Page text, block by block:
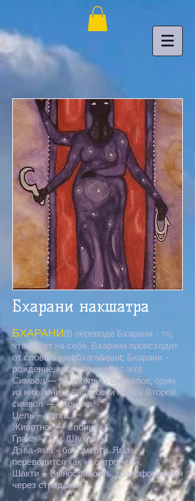
Бхарани накшатра
БХАРАНИ(В переводе Бхарани - то,
что несет на себе. Бхарани происходит
от слова &quot;бхага&quot; Бхарани -
рождение, когда возникает эго)
Символ — Несколько символов, один
из них йони, в частности матка. Второй
символ — слониха.
Цель – артха.
Животное — слониха
Граха – См. (Шукра)
Дэва-яма - бог смерти. Яма
переводится как «контролер».
Шакти – Выносливость, трансформация
через страдание